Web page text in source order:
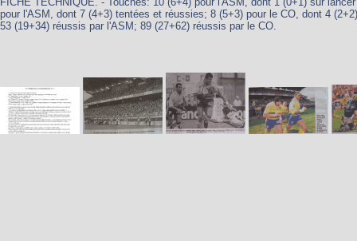
pour l'ASM, dont 7 (4+3) tentées et réussies; 8 (5+3) pour le CO, dont 4
53 (19+34) réussis par l'ASM; 89 (27+62) réussis par le CO.